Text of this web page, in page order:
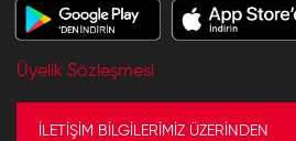
Üyelik Sözleşmesi
İLETİŞİM BİLGİLERİMİZ ÜZERİNDEN